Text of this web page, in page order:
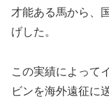
才能ある馬から、
げした。
この実績によって
ビンを海外遠征に